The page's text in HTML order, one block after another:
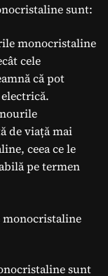
sunt:
monocristaline
cele
că pot
de viață mai
ceea ce le
pe termen
sunt